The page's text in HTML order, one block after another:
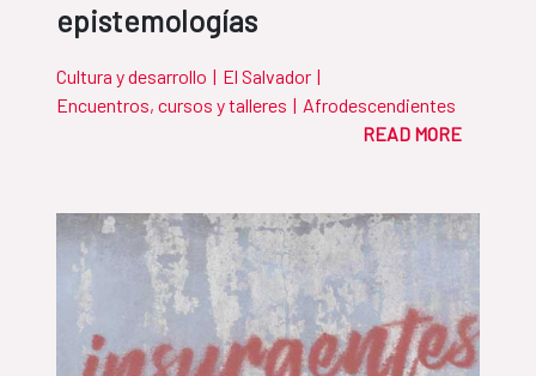
epistemologías
Cultura y desarrollo | El Salvador |
Encuentros, cursos y talleres | Afrodescendientes
READ MORE